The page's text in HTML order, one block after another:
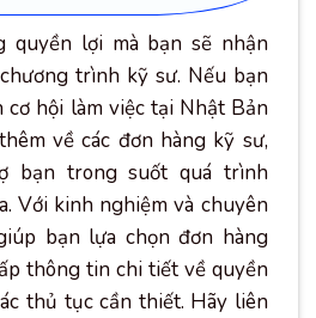
quyền lợi mà bạn sẽ nhận
trình kỹ sư. Nếu bạn
cơ hội làm việc tại Nhật Bản
về các đơn hàng kỹ sư,
bạn trong suốt quá trình
Với kinh nghiệm và chuyên
bạn lựa chọn đơn hàng
thông tin chi tiết về quyền
thủ tục cần thiết. Hãy liên